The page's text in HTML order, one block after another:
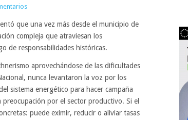
que una vez más desde el municipio de
compleja que atraviesan los
de responsabilidades históricas.
aprovechándose de las dificultades
nunca levantaron la voz por los
sistema energético para hacer campaña
por el sector productivo. Si el
puede eximir, reducir o aliviar tasas